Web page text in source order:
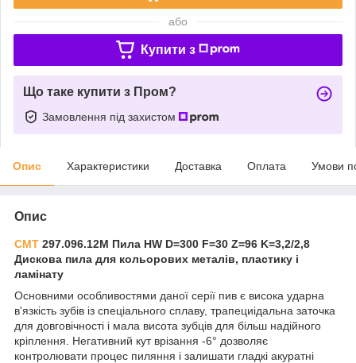
або
Купити з
Що таке купити з Пром?
Замовлення під захистом
Опис Характеристики Доставка Оплата Умови
Опис
CMT 297.096.12M Пила HW D=300 F=30 Z=96 K=3,2/2,8
Дискова пила для кольорових металів, пластику і
ламінату
Основними особливостями даної серії пив є висока ударна
в'язкість зубів із спеціального сплаву, трапециідальна заточка
для довговічності і мала висота зубців для більш надійного
кріплення. Негативний кут врізання -6° дозволяє
контролювати процес пиляння і залишати гладкі акуратні